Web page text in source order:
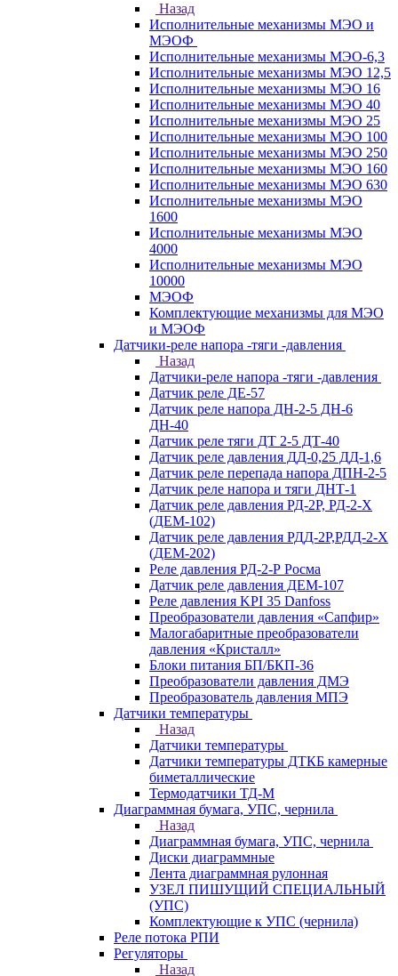
Назад
Исполнительные механизмы МЭО и
МЭОФ
Исполнительные механизмы МЭО-6,3
Исполнительные механизмы МЭО 12,5
Исполнительные механизмы МЭО 16
Исполнительные механизмы МЭО 40
Исполнительные механизмы МЭО 25
Исполнительные механизмы МЭО 100
Исполнительные механизмы МЭО 250
Исполнительные механизмы МЭО 160
Исполнительные механизмы МЭО 630
Исполнительные механизмы МЭО
1600
Исполнительные механизмы МЭО
4000
Исполнительные механизмы МЭО
10000
МЭОФ
Комплектующие механизмы для МЭО
и МЭОФ
Датчики-реле напора -тяги -давления
Назад
Датчики-реле напора -тяги -давления
Датчик реле ДЕ-57
Датчик реле напора ДН-2-5 ДН-6
ДН-40
Датчик реле тяги ДТ 2-5 ДТ-40
Датчик реле давления ДД-0,25 ДД-1,6
Датчик реле перепада напора ДПН-2-5
Датчик реле напора и тяги ДНТ-1
Датчик реле давления РД-2Р, РД-2-Х
(ДЕМ-102)
Датчик реле давления РДД-2Р,РДД-2-Х
(ДЕМ-202)
Реле давления РД-2-Р Росма
Датчик реле давления ДЕМ-107
Реле давления KPI 35 Danfoss
Преобразователи давления «Сапфир»
Малогабаритные преобразователи
давления «Кристалл»
Блоки питания БП/БКП-36
Преобразователи давления ДМЭ
Преобразователь давления МПЭ
Датчики температуры
Назад
Датчики температуры
Датчики температуры ДТКБ камерные
биметаллические
Термодатчики ТД-М
Диаграммная бумага, УПС, чернила
Назад
Диаграммная бумага, УПС, чернила
Диски диаграммные
Лента диаграммная рулонная
УЗЕЛ ПИШУЩИЙ СПЕЦИАЛЬНЫЙ
(УПС)
Комплектующие к УПС (чернила)
Реле потока РПИ
Регуляторы
Назад